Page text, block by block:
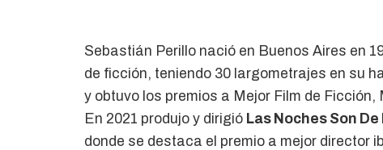
Sebastián Perillo nació en Buenos Aires en
de ficción, teniendo 30 largometrajes en su
y obtuvo los premios a Mejor Film de
En 2021 produjo y dirigió Las Noches Son De
donde se destaca el premio a mejor director